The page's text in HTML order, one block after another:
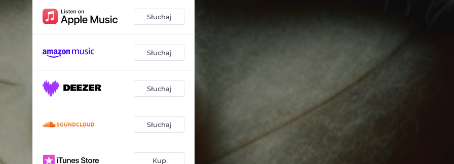
Słuchaj
Słuchaj
Słuchaj
Słuchaj
Kup